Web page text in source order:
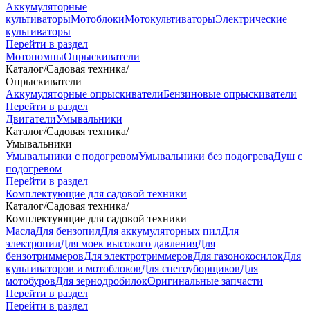
Аккумуляторные
культиваторыМотоблокиМотокультиваторыЭлектрические
культиваторы
Перейти в раздел
МотопомпыОпрыскиватели
Каталог/Садовая техника/
Опрыскиватели
Аккумуляторные опрыскивателиБензиновые опрыскиватели
Перейти в раздел
ДвигателиУмывальники
Каталог/Садовая техника/
Умывальники
Умывальники с подогревомУмывальники без подогреваДуш с
подогревом
Перейти в раздел
Комплектующие для садовой техники
Каталог/Садовая техника/
Комплектующие для садовой техники
МаслаДля бензопилДля аккумуляторных пилДля
электропилДля моек высокого давленияДля
бензотриммеровДля электротриммеровДля газонокосилокДля
культиваторов и мотоблоковДля снегоуборщиковДля
мотобуровДля зернодробилокОригинальные запчасти
Перейти в раздел
Перейти в раздел